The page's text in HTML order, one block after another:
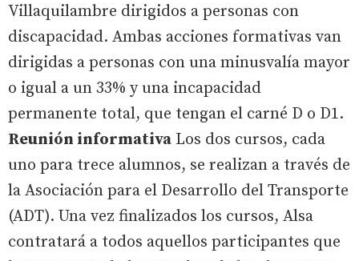
Villaquilambre dirigidos a personas con
discapacidad. Ambas acciones formativas van
dirigidas a personas con una minusvalía mayor
o igual a un 33% y una incapacidad
permanente total, que tengan el carné D o D1.
Reunión informativa Los dos cursos, cada
uno para trece alumnos, se realizan a través de
la Asociación para el Desarrollo del Transporte
(ADT). Una vez finalizados los cursos, Alsa
contratará a todos aquellos participantes que